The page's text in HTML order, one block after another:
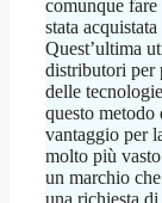
comunque
stata
Quest’ultima
distributori per
delle
questo metodo
vantaggio per
molto più
un marchio
una richiesta